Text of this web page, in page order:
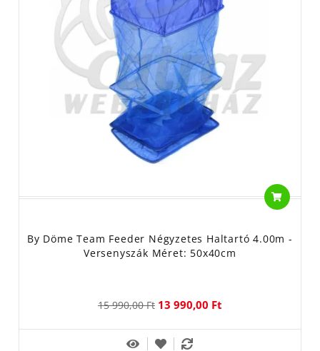
Biztosak vagyunk abban, ha valaki haltartó szákot keres, a
Halcatraz Webáruház kínálatában megtalálja a kedvére valót.
Igyekeztünk a választékunkat úgy összeállítani, hogy olyan
termékek szerepeljenek benne, amit mi magunk is használunk
vagy használnánk.
HALTARTÓ SZÁK
Black Cat - Zebco Europe GmbH, Németország, D-21255 Tostedt,
By Döme Team Feeder - Top-Fish 2001. Kft, 8200 Veszprém,
Carp Spirit - Rapala VMC France S.A.S Franciaország, 90140
Bourogne, des Chénes u.3
Georg-Brauchle-Ring u.23-25
Bourogne, des Chénes u.3
By Döme Team Feeder Négyzetes Haltartó 4.00m -
Versenyszák Méret: 50x40cm
15 990,00 Ft 13 990,00 Ft